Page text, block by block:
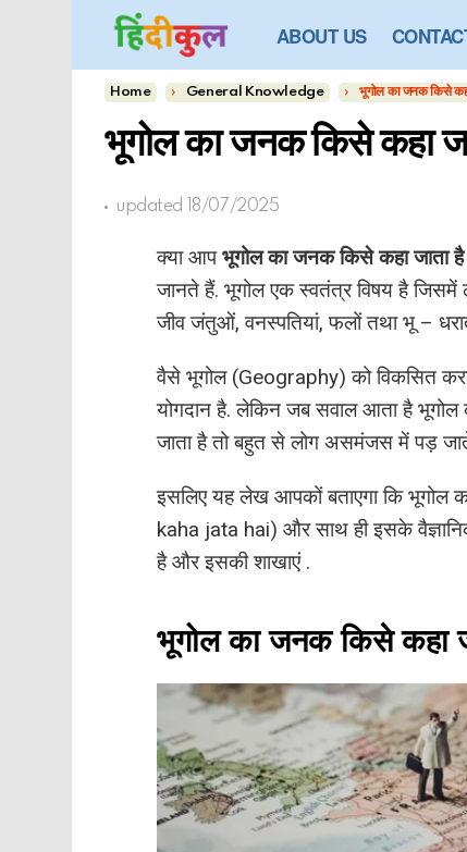
ABOUT US
You are here:
Home General Knowledge भूगोल का जनक किसे
भूगोल का जनक किसे कहा
updated 18/07/2025
क्या आपभूगोल का जनक किसे कहा जाता है
जानते हैं. भूगोल एक स्वतंत्र विषय है जिसमें
जीव जंतुओं, वनस्पतियां, फलों तथा भू –
वैसे भूगोल (Geography) को विकसित
योगदान है. लेकिन जब सवाल आता है
जाता है तो बहुत से लोग असमंजस में पड़
इसलिए यह लेख आपकों बताएगा कि
kaha jata hai) और साथ ही इसके
है और इसकी शाखाएं .
भूगोल का जनक किसे कहा